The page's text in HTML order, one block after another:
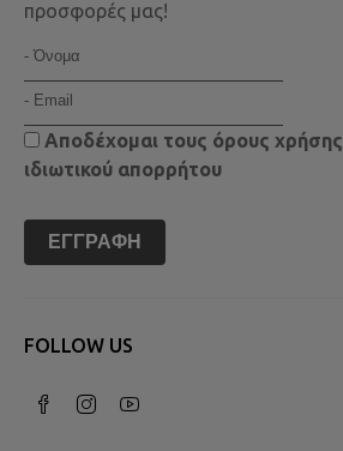
προσφορές μας!
Αποδέχομαι τους όρους χρήσης
ιδιωτικού απορρήτου
ΕΓΓΡΑΦΉ
FOLLOW US